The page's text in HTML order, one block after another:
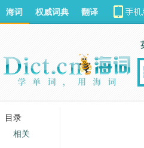
海词 权威词典 翻译
目录
相关